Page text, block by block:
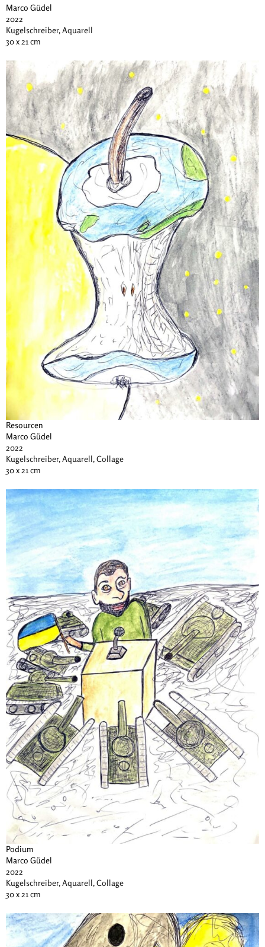
Marco Güdel
2022
Kugelschreiber, Aquarell
30 x 21 cm
Resourcen
Marco Güdel
2022
Kugelschreiber, Aquarell, Collage
30 x 21 cm
Podium
Marco Güdel
2022
Kugelschreiber, Aquarell, Collage
30 x 21 cm